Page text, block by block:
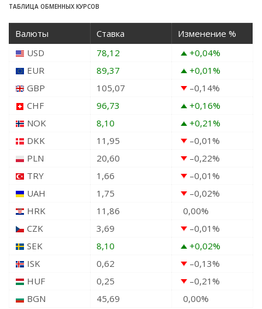
ТАБЛИЦА ОБМЕННЫХ КУРСОВ
Валюты Ставка
Изменение %
USD
78,12 +0,04%
EUR
89,37 +0,01%
GBP
105,07 –0,14%
CHF
96,73 +0,16%
NOK
8,10 +0,21%
DKK
11,95 –0,01%
PLN
20,60 –0,22%
TRY
1,66 –0,01%
UAH
1,75 –0,02%
HRK
11,86 0,00%
CZK
3,69 –0,01%
SEK
8,10 +0,02%
ISK
0,62 –0,13%
HUF
0,25 –0,21%
BGN
45,69 0,00%